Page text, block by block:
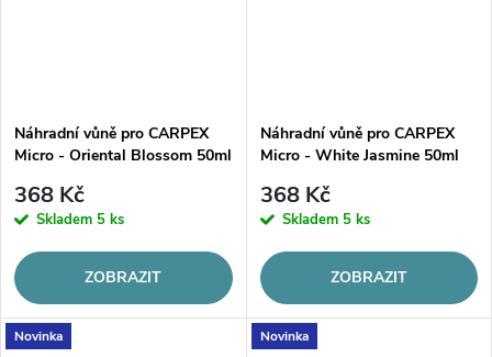
Náhradní vůně pro CARPEX
Micro - Oriental Blossom 50ml
368 Kč
Skladem 5 ks
ZOBRAZIT
Náhradní vůně pro CARPEX
Micro - White Jasmine 50ml
368 Kč
Skladem 5 ks
ZOBRAZIT
Novinka Novinka